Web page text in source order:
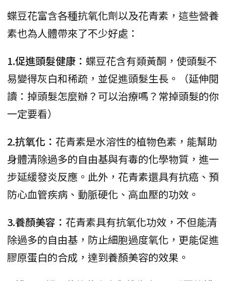
蝶豆花富含各種抗氧化劑以及花青素，這些營養
素也為人體帶來了不少好處：
1.促進頭髮健康： 蝶豆花含有類黃酮，使頭髮不
易變得灰白和稀疏，並促進頭髮生長。（延伸閱
讀：掉頭髮怎麼辦？可以治療嗎？常掉頭髮的你
一定要看）
2.抗氧化： 花青素是水溶性的植物色素，能幫助
身體清除過多的自由基與有毒的化學物質，進一
步延緩發炎反應。此外，花青素還具有抗癌、預
防心血管疾病、動脈硬化、高血壓的功效。
3.養顏美容： 花青素具有抗氧化功效，不但能清
除過多的自由基，防止細胞過度氧化，更能促進
膠原蛋白的合成，達到養顏美容的效果。